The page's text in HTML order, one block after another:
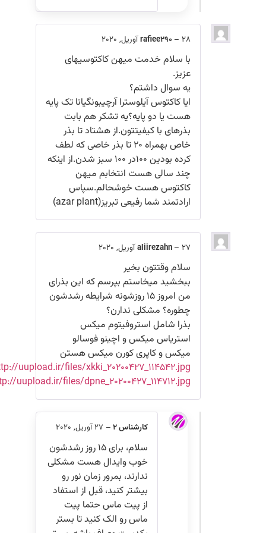
rafiee290
با سلام خدمت میهن کاکتوسیهای
یه سوال داشتم؟
ایا کاکتوس آیلوسترا آرچیبونگیانا تک پایه
هست یا دو پایه؟یه تشکر هم بابت
بذرهای با کیفیتتون.از هشتاد تا بذر
خاص بهمراه ۲۰ تا بذر خاصی که لطف
کرده بودین ۱۰۰در ۱۰۰ سبز شدن.از اینکه
چند سالی هست انتخابم میهن
کاکتوس هست خوشحالم.سپاس
ارادتمند شما رفیعی تبریز(azar plant)
aliirezahn
سلام وقتتون بخیر
ببخشید میخاستم بپرسم که این بذرای
من امروز ۱۵ روزشونه شرایطه رشدشون
چطوره؟ مشکلی ندارن؟
بذرا شامل استروفیتوم میکس
استریاس میکس و اچینو فوسالو
میکس و کاپری کورن میکس هستن
http://uupload.ir/files/xkki_۲۰۲۰۰۴۲۷_۱۱۴۵۴۲.jpg
http://uupload.ir/files/dpne_۲۰۲۰۰۴۲۷_۱۱۴۷۱۲.jpg
کارشناس 2 –27 آوریل, 2020
سلام، برای ۱۵ روز رشدشون
خوب وایدال هست مشکلی
ندارند، بمرور زمان نور رو
بیشتر کنید، قبل از استفاد
از پیت ماس حتما پیت
ماس رو الک کنید تا بستر